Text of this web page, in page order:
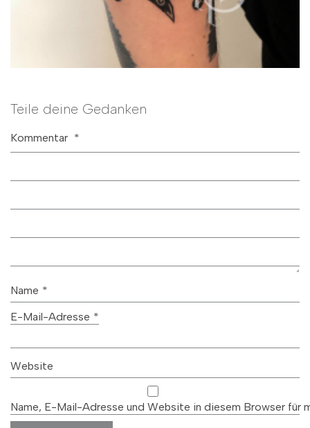
Teile deine Gedanken
Kommentar *
Name *
E-Mail-Adresse *
Website
Name, E-Mail-Adresse und Website in diesem Browser für